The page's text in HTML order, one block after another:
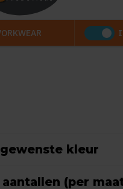
gewenste kleur
aantallen (per